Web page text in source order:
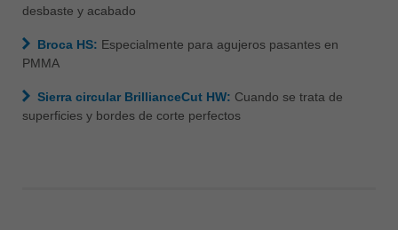
desbaste y acabado
Broca HS: Especialmente para agujeros pasantes en
PMMA
Sierra circular BrillianceCut HW: Cuando se trata de
superficies y bordes de corte perfectos